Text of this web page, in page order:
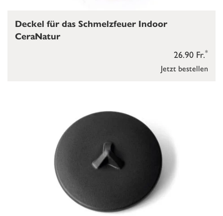
Jetzt bestellen
26.90 Fr.*
Deckel für das Schmelzfeuer Indoor
CeraNatur